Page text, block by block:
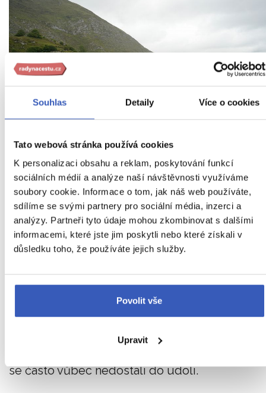
Souhlas Detaily Více o cookies
Tato webová stránka používá cookies
K personalizaci obsahu a reklam, poskytování funkcí
sociálních médií a analýze naší návštěvnosti využíváme
soubory cookie. Informace o tom, jak náš web používáte,
sdílíme se svými partnery pro sociální média, inzerci a
analýzy. Partneři tyto údaje mohou zkombinovat s dalšími
informacemi, které jste jim poskytli nebo které získali v
důsledku toho, že používáte jejich služby.
Povolit vše
Upravit
Čas v horských vesničkách plyne tak trochu jinak
Abyste poznali skutečný život lidí z hor,
navštivte vesničku Bulnes.Ta byla ještě
donedávna zcela odříznutá od světa, a díky
sem jen úzká stezka, která se klikatí po
pěkně po svých nebo na zádech mul a v zimě
se často vůbec nedostali do údolí.